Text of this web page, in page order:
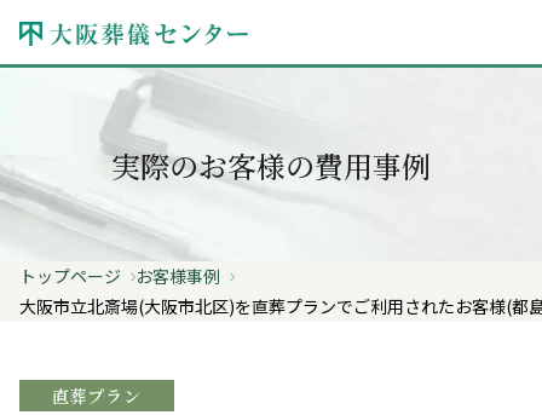
実際のお客様の費用事例
トップページ
お客様事例
大阪市立北斎場(大阪市北区)を直葬プランでご利用されたお客様(都
直葬プラン